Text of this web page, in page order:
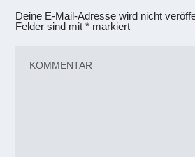
Deine E-Mail-Adresse wird nicht
Felder sind mit* markiert